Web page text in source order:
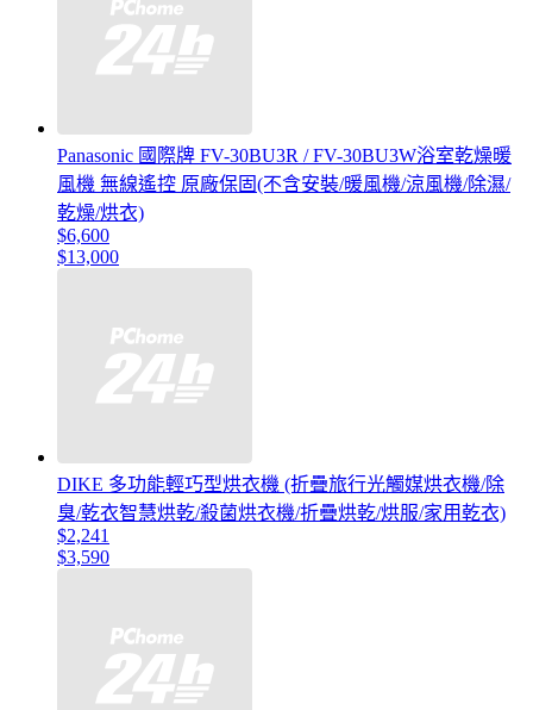
Panasonic 國際牌 FV-30BU3R / FV-30BU3W浴室乾燥暖
風機 無線遙控 原廠保固(不含安裝/暖風機/涼風機/除濕/
乾燥/烘衣)
$6,600
$13,000
DIKE 多功能輕巧型烘衣機 (折疊旅行光觸媒烘衣機/除
臭/乾衣智慧烘乾/殺菌烘衣機/折疊烘乾/烘服/家用乾衣)
$2,241
$3,590